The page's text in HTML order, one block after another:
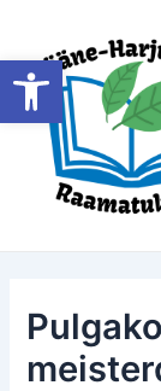
Open toolbar
content